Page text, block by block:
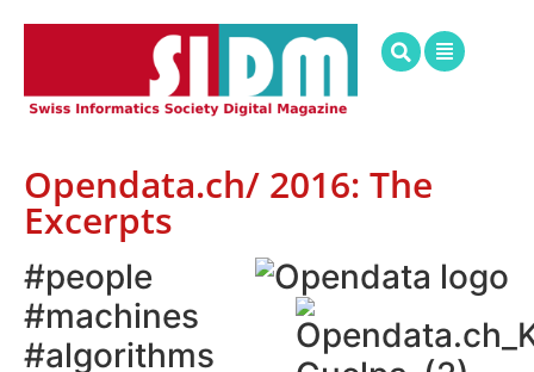
Opendata.ch/ 2016: The
Excerpts
#people
#machines
#algorithms